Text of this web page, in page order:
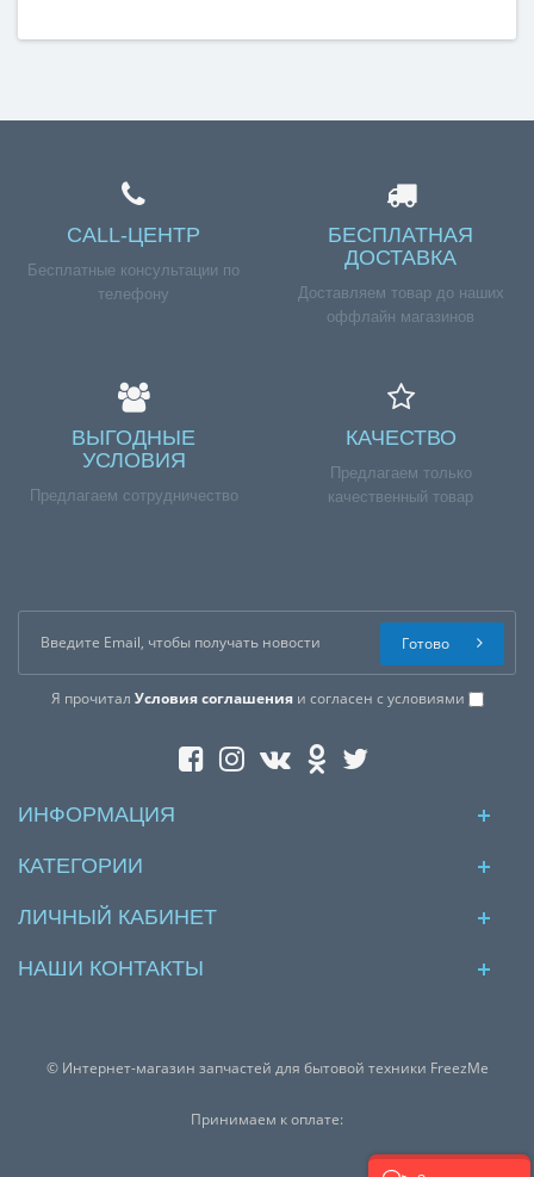
CALL-ЦЕНТР
Бесплатные консультации по
телефону
БЕСПЛАТНАЯ
ДОСТАВКА
Доставляем товар до наших
оффлайн магазинов
ВЫГОДНЫЕ
УСЛОВИЯ
Предлагаем сотрудничество
КАЧЕСТВО
Предлагаем только
качественный товар
Я прочитал Условия соглашенияи согласен с условиями
Готово
ИНФОРМАЦИЯ
КАТЕГОРИИ
ЛИЧНЫЙ КАБИНЕТ
НАШИ КОНТАКТЫ
© Интернет-магазин запчастей для бытовой техники FreezMe
Принимаем к оплате: